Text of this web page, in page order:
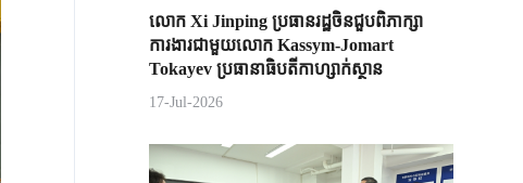
លោក Xi Jinping ប្រធានរដ្ឋចិន​ជួបពិភាក្សា​
ការងារជាមួយ​លោក Kassym-Jomart ​
Tokayev ​ប្រធានាធិបតី​កាហ្សាក់ស្ថាន​
17-Jul-2026